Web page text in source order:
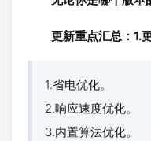
更新重点汇总：1.
1.省电优化。
2.响应速度优化。
3.内置算法优化。